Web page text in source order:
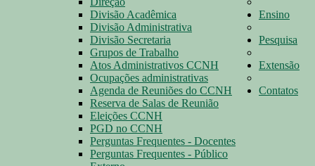
Divisão Acadêmica
Divisão Administrativa
Divisão Secretaria
Grupos de Trabalho
Atos Administrativos CCNH
Ocupações administrativas
Agenda de Reuniões do CCNH
Reserva de Salas de Reunião
Eleições CCNH
PGD no CCNH
Perguntas Frequentes - Docentes
Perguntas Frequentes - Público
Ensino
Pesquisa
Extensão
Contatos